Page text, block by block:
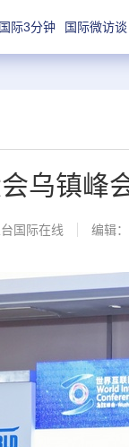
际3分钟 国际微访谈
乌镇峰
国际在线 编辑